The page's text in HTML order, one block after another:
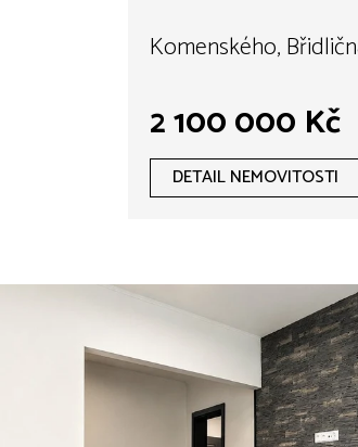
Komenského,
2 100 000 Kč
DETAIL NEMOVITOSTI